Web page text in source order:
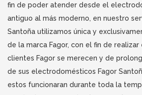
fin de poder atender desde el
antiguo al más moderno, en nuestro
Santoña utilizamos única y
de la marca Fagor, con el fin de
clientes Fagor se merecen y de
de sus electrodomésticos Fagor
estos funcionaran durante toda la